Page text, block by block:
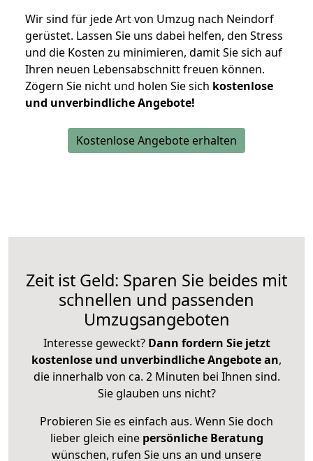
Wir sind für jede Art von Umzug nach Neindorf
gerüstet. Lassen Sie uns dabei helfen, den Stress
und die Kosten zu minimieren, damit Sie sich auf
Ihren neuen Lebensabschnitt freuen können.
Zögern Sie nicht und holen Sie sich kostenlose
und unverbindliche Angebote!
Kostenlose Angebote erhalten
Zeit ist Geld: Sparen Sie beides mit
schnellen und passenden
Umzugsangeboten
Interesse geweckt? Dann fordern Sie jetzt
kostenlose und unverbindliche Angebote an,
die innerhalb von ca. 2 Minuten bei Ihnen sind.
Sie glauben uns nicht?
Probieren Sie es einfach aus. Wenn Sie doch
lieber gleich eine persönliche Beratung
wünschen, rufen Sie uns an und unsere